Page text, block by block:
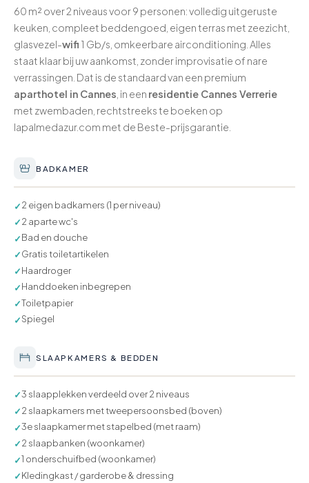
60 m² over 2 niveaus voor 9 personen: volledig uitgeruste
keuken, compleet beddengoed, eigen terras met zeezicht,
glasvezel-wifi 1 Gb/s, omkeerbare airconditioning. Alles
staat klaar bij uw aankomst, zonder improvisatie of nare
verrassingen. Dat is de standaard van een premium
aparthotel in Cannes , in een residentie Cannes Verrerie
met zwembaden, rechtstreeks te boeken op
lapalmedazur.com met de Beste-prijsgarantie.
BADKAMER
✓2 eigen badkamers (1 per niveau)
✓2 aparte wc's
✓Bad en douche
✓Gratis toiletartikelen
✓Haardroger
✓Handdoeken inbegrepen
✓Toiletpapier
✓Spiegel
SLAAPKAMERS & BEDDEN
✓3 slaapplekken verdeeld over 2 niveaus
✓2 slaapkamers met tweepersoonsbed (boven)
✓3e slaapkamer met stapelbed (met raam)
✓2 slaapbanken (woonkamer)
✓1 onderschuifbed (woonkamer)
✓Kledingkast / garderobe & dressing